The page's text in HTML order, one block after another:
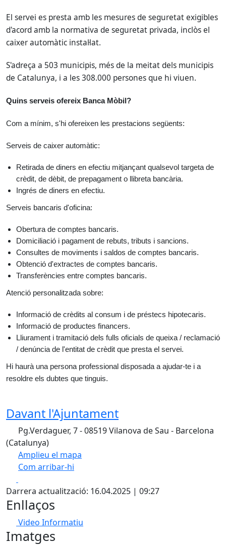
El servei es presta amb les mesures de seguretat exigibles
d'acord amb la normativa de seguretat privada, inclòs el
caixer automàtic instal·lat.
S'adreça a 503 municipis, més de la meitat dels municipis
de Catalunya, i a les 308.000 persones que hi viuen.
Quins serveis ofereix Banca Mòbil?
Com a mínim, s'hi ofereixen les prestacions següents:
Serveis de caixer automàtic:
Retirada de diners en efectiu mitjançant qualsevol targeta de
crèdit, de dèbit, de prepagament o llibreta bancària.
Ingrés de diners en efectiu.
Serveis bancaris d'oficina:
Obertura de comptes bancaris.
Domiciliació i pagament de rebuts, tributs i sancions.
Consultes de moviments i saldos de comptes bancaris.
Obtenció d'extractes de comptes bancaris.
Transferències entre comptes bancaris.
Atenció personalitzada sobre:
Informació de crèdits al consum i de préstecs hipotecaris.
Informació de productes financers.
Lliurament i tramitació dels fulls oficials de queixa / reclamació
/ denúncia de l'entitat de crèdit que presta el servei.
Hi haurà una persona professional disposada a ajudar-te i a
resoldre els dubtes que tinguis.
Davant l'Ajuntament
Pg.Verdaguer, 7 - 08519 Vilanova de Sau - Barcelona
(Catalunya)
Amplieu el mapa
Com arribar-hi
+
−
Darrera actualització: 16.04.2025 | 09:27
Enllaços
Video Informatiu
Imatges